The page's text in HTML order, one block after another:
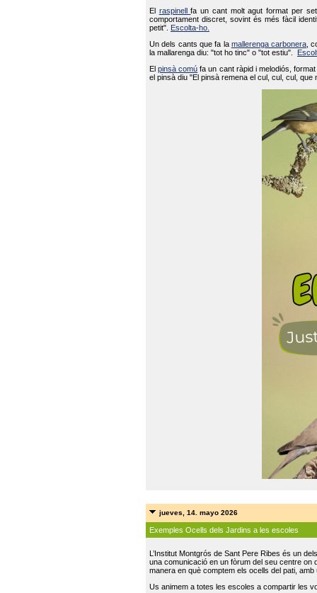
El raspinellfa un cant molt agut format per
comportament discret, sovint és més fàcil
petit".
Escolta-ho.
Un dels cants que fa la mallerenga carbonera ,
la mallarenga diu: "tot ho tinc" o "tot estiu".
Elpinsà comú fa un cant ràpid i melodiós,
el pinsà diu "El pinsà remena el cul, cul, cul,
jueves, 14. mayo 2026
Exemples Ocells dels Jardins a les escoles
L’Institut Montgrós de Sant Pere Ribes és un
una comunicació en un fòrum del seu centre on
manera en què comptem els ocells del pati,
Us animem a totes les escoles a compartir les